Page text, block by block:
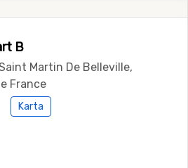
B
Martin De Belleville,
France
Karta